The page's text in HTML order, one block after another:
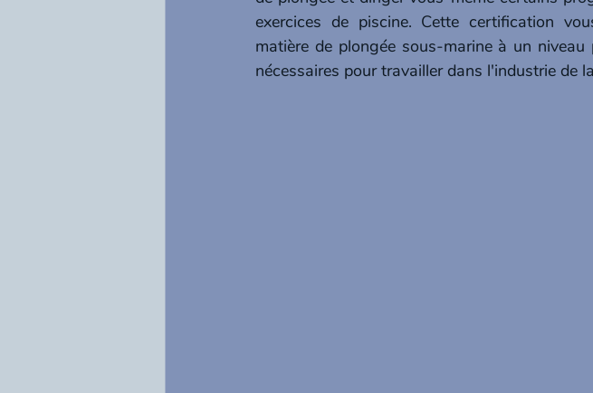
exercices de piscine. Cette certification
matière de plongée sous-marine à un
nécessaires pour travailler dans l'industrie de